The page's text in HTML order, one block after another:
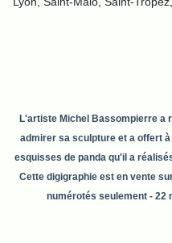
L'artiste Michel Bassompierre a
admirer sa sculpture et a offert
esquisses de panda qu'il a
Cette digigraphie est en vente
numérotés seulement- 22